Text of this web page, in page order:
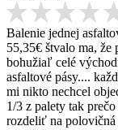
Balenie jednej
55,35€ štvalo ma, že
bohužiaľ celé
asfaltové pásy....
mi nikto nechcel
1/3 z palety tak
rozdeliť na polovičná